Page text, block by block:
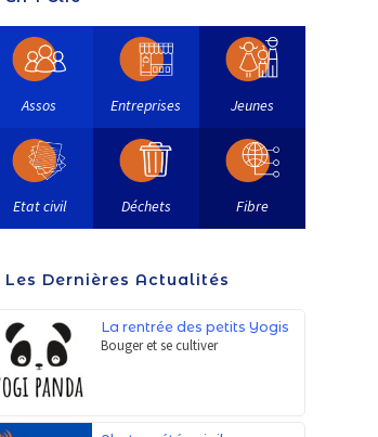
Assos Entreprises Jeunes
Etat civil Déchets Fibre
Les Dernières Actualités
La rentrée des petits Yogis
Bouger et se cultiver